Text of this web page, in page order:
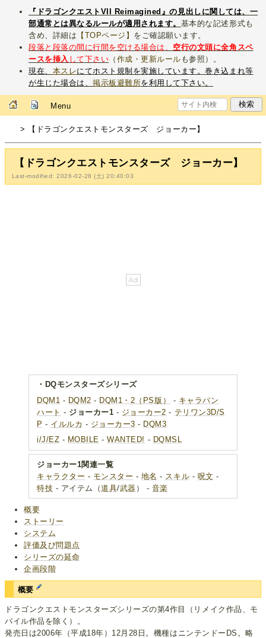
『ドラゴンクエストVII Reimagined』の見出しに関しては、一
部通常とは異なるルールが適用されます。 基本的な記述形式も
含め、詳細は 【TOPページ】 をご確認願います。
段落と段落の間に行間を空ける場合は、 空行の文頭に全角スペ
ースを挿入 して下さい （ 作成・更新ルール も参照）。
現在、 本スレにてホスト規制を実施しています。巻き込まれ等
が生じた場合は、掲示板避難所を利用して下さい。
Menu
> 【ドラゴンクエストモンスターズ ジョーカー】
【ドラゴンクエストモンスターズ ジョーカー】
Last-modified: 2026-02-28 (土) 20:40:03
・DQモンスターズシリーズ
DQM1 - DQM2 - DQM1・2（PS版） - キャラバン
ハート - ジョーカー1 - ジョーカー2 - テリワン3D/S
P - イルルカ - ジョーカー3 - DQM3
i/J/EZ - MOBILE -WANTED! - DQMSL
ジョーカー1関連一覧
キャラクター - モンスター - 地名 - スキル - 呪文 -
特技 - アイテム（道具/武器 ） - 音楽
概要
ストーリー
システム
評価及び問題点
シリーズの延命
企画段階
概要
ドラゴンクエストモンスターズシリーズの第4作目（リメイク作品、モ
バイル作品を除く）。
発売日は2006年（平成18年）12月28日。機種はニンテンドーDS。略